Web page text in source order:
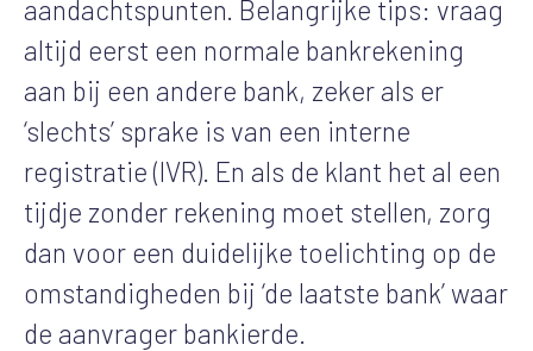
aandachtspunten. Belangrijke tips: vraag
altijd eerst een normale bankrekening
aan bij een andere bank, zeker als er
‘slechts’ sprake is van een interne
registratie (IVR). En als de klant het al een
tijdje zonder rekening moet stellen, zorg
dan voor een duidelijke toelichting op de
omstandigheden bij ‘de laatste bank’ waar
de aanvrager bankierde.